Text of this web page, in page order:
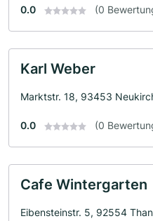
0.0 (0
Karl Weber
Marktstr. 18, 93453
0.0 (0
Cafe Wintergarten
Eibensteinstr. 5, 92554